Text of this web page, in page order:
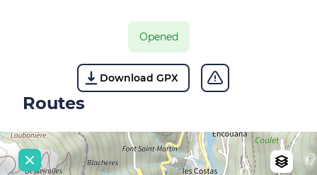
Opened
Download GPX
Routes